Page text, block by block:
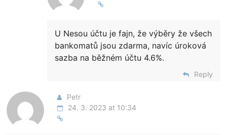
U Nesou účtu je fajn, že výběry že všech
bankomatů jsou zdarma, navíc úroková
sazba na běžném účtu 4.6%.
Reply
Petr
24. 3. 2023 at 10:34